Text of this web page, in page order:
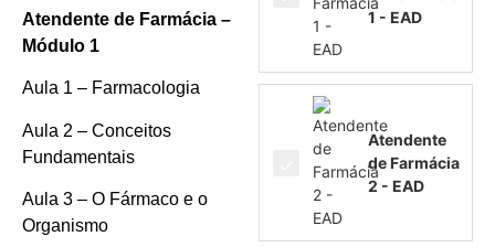
Atendente de Farmácia –
Módulo 1
Aula 1 – Farmacologia
Aula 2 – Conceitos
Fundamentais
Aula 3 – O Fármaco e o
Organismo
1 - EAD
Atendente
de Farmácia
2 - EAD